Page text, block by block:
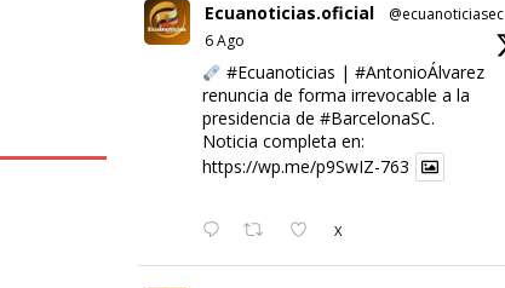
Ecuanoticias.oficial @ecuanoticiasec
6 Ago
#Ecuanoticias | #AntonioÁlvarez
renuncia de forma irrevocable a la
presidencia de #BarcelonaSC.
Noticia completa en:
https://wp.me/p9SwIZ-763
X